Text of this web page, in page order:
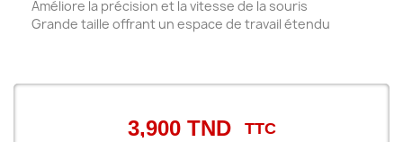
Améliore la précision et la vitesse de la souris
Grande taille offrant un espace de travail étendu
3,900 TND TTC